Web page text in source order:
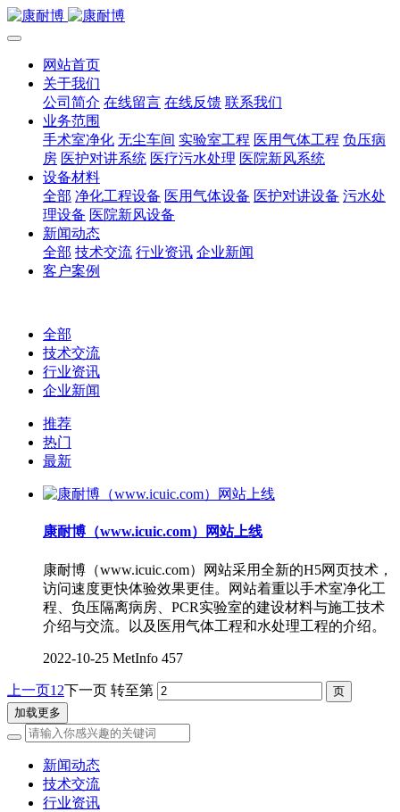
网站首页
关于我们
公司简介 在线留言 在线反馈 联系我们
业务范围
手术室净化 无尘车间 实验室工程 医用气体工程 负压病
房 医护对讲系统 医疗污水处理 医院新风系统
设备材料
全部 净化工程设备 医用气体设备 医护对讲设备 污水处
理设备 医院新风设备
新闻动态
全部 技术交流 行业资讯 企业新闻
客户案例
全部
技术交流
行业资讯
企业新闻
推荐
热门
最新
康耐博（www.icuic.com）网站上线
康耐博（www.icuic.com）网站采用全新的H5网页技术，
访问速度更快体验效果更佳。网站着重以手术室净化工
程、负压隔离病房、PCR实验室的建设材料与施工技术
介绍与交流。以及医用气体工程和水处理工程的介绍。
2022-10-25 MetInfo 457
上一页1 2下一页 转至第
加载更多
新闻动态
技术交流
行业资讯